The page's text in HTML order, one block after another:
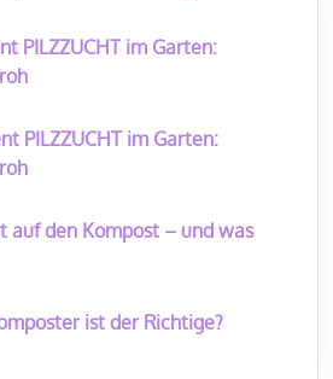
PILZZUCHT im Garten:
PILZZUCHT im Garten:
auf den Kompost – und was
ist der Richtige?